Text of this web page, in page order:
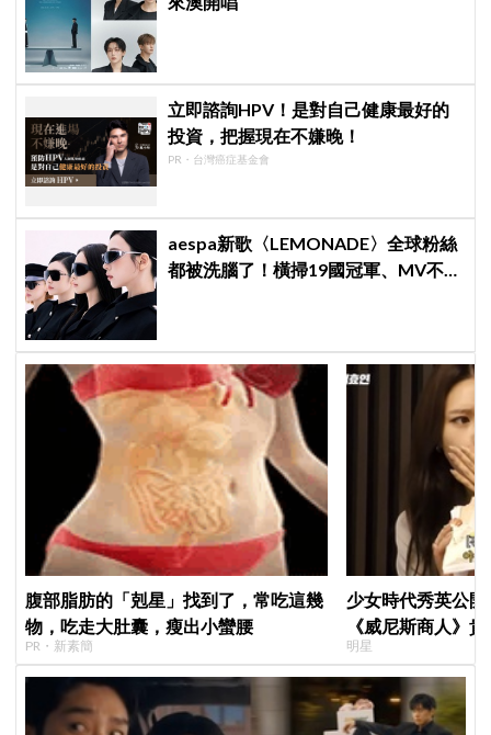
立即諮詢HPV！是對自己健康最好的
投資，把握現在不嫌晚！
PR・台灣癌症基金會
aespa新歌〈LEMONADE〉全球粉絲
都被洗腦了！橫掃19國冠軍、MV不到
腹部脂肪的「剋星」找到了，常吃這幾
物，吃走大肚囊，瘦出小蠻腰
PR・新素簡
少女時代秀英公
《威尼斯商人》
天只吃蛋和鍋巴
明星